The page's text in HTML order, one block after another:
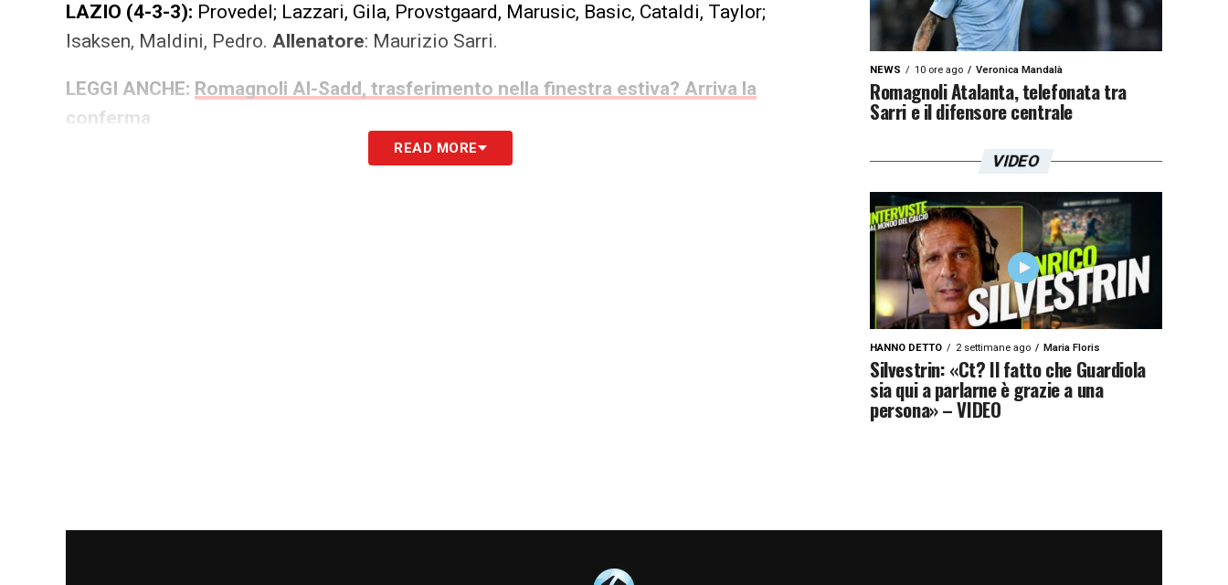
LAZIO (4-3-3): Provedel; Lazzari, Gila, Provstgaard, Marusic, Basic, Cataldi, Taylor;
Isaksen, Maldini, Pedro. Allenatore: Maurizio Sarri.
LEGGI ANCHE: Romagnoli Al-Sadd, trasferimento nella finestra estiva? Arriva la
conferma
READ MORE
NEWS 10 ore ago Veronica Mandalà
Romagnoli Atalanta, telefonata tra
Sarri e il difensore centrale
VIDEO
HANNO DETTO 2 settimane ago Maria Floris
Silvestrin: «Ct? Il fatto che Guardiola
sia qui a parlarne è grazie a una
persona» – VIDEO